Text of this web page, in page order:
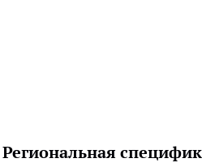
Региональная